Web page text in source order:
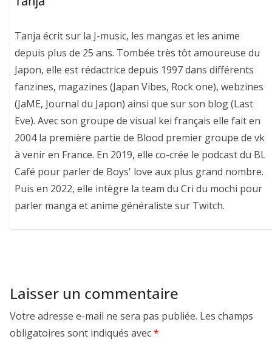
Tanja écrit sur la J-music, les mangas et les anime
depuis plus de 25 ans. Tombée très tôt amoureuse du
Japon, elle est rédactrice depuis 1997 dans différents
fanzines, magazines (Japan Vibes, Rock one), webzines
(JaME, Journal du Japon) ainsi que sur son blog (Last
Eve). Avec son groupe de visual kei français elle fait en
2004 la première partie de Blood premier groupe de vk
à venir en France. En 2019, elle co-crée le podcast du BL
Café pour parler de Boys' love aux plus grand nombre.
Puis en 2022, elle intègre la team du Cri du mochi pour
parler manga et anime généraliste sur Twitch.
Laisser un commentaire
Votre adresse e-mail ne sera pas publiée. Les champs
obligatoires sont indiqués avec*